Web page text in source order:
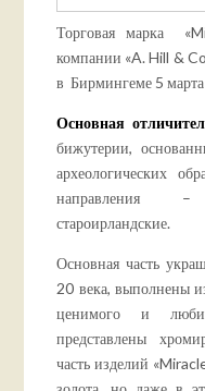
Торговая марка
компании «A. Hill &
в Бирмингеме 5
Основная
бижутерии,
археологических
направления –
староирландские.
Основная часть
20 века, выполнены
ценимого и
представлены
часть изделий